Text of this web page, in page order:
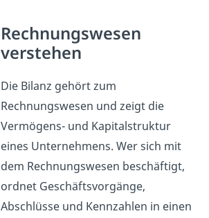
Rechnungswesen
verstehen
Die Bilanz gehört zum
Rechnungswesen und zeigt die
Vermögens- und Kapitalstruktur
eines Unternehmens. Wer sich mit
dem Rechnungswesen beschäftigt,
ordnet Geschäftsvorgänge,
Abschlüsse und Kennzahlen in einen